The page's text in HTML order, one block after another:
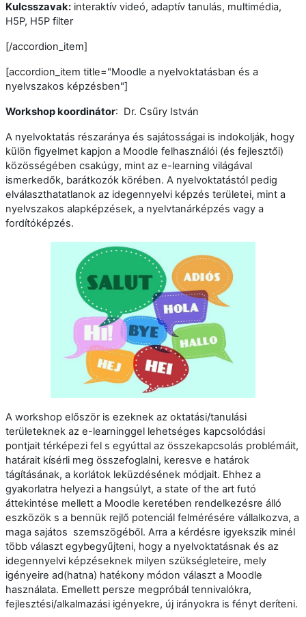
Kulcsszavak: interaktív videó, adaptív tanulás, multimédia,
H5P, H5P filter
[/accordion_item]
[accordion_item title="Moodle a nyelvoktatásban és a
nyelvszakos képzésben"]
Workshop koordinátor: Dr. Csűry István
A nyelvoktatás részaránya és sajátosságai is indokolják, hogy
külön figyelmet kapjon a Moodle felhasználói (és fejlesztői)
közösségében csakúgy, mint az e-learning világával
ismerkedők, barátkozók körében. A nyelvoktatástól pedig
elválaszthatatlanok az idegennyelvi képzés területei, mint a
nyelvszakos alapképzések, a nyelvtanárképzés vagy a
fordítóképzés.
A workshop először is ezeknek az oktatási/tanulási
területeknek az e-learninggel lehetséges kapcsolódási
pontjait térképezi fel s egyúttal az összekapcsolás problémáit,
határait kísérli meg összefoglalni, keresve e határok
tágításának, a korlátok leküzdésének módjait. Ehhez a
gyakorlatra helyezi a hangsúlyt, a state of the art futó
áttekintése mellett a Moodle keretében rendelkezésre álló
eszközök s a bennük rejlő potenciál felmérésére vállalkozva, a
maga sajátos szemszögéből. Arra a kérdésre igyekszik minél
több választ egybegyűjteni, hogy a nyelvoktatásnak és az
idegennyelvi képzéseknek milyen szükségleteire, mely
igényeire ad(hatna) hatékony módon választ a Moodle
használata. Emellett persze megpróbál tennivalókra,
fejlesztési/alkalmazási igényekre, új irányokra is fényt deríteni.